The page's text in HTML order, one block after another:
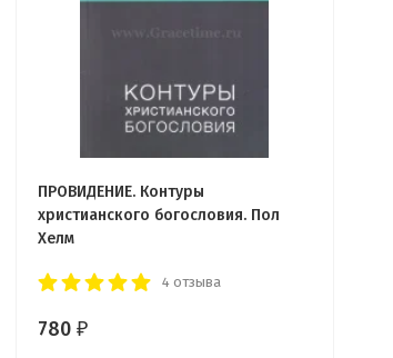
ПРОВИДЕНИЕ. Контуры
христианского богословия. Пол
Хелм
4 отзыва
780 ₽